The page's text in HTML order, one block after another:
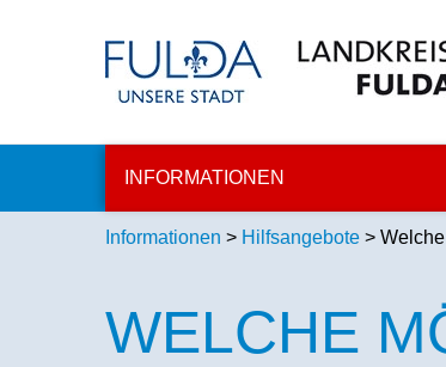
INFORMATIONEN
Informationen > Hilfsangebote >
WELCHE